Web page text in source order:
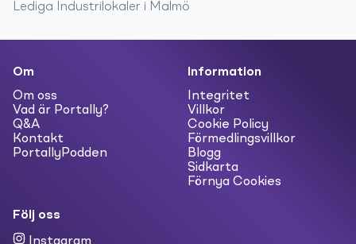
Lediga Industrilokaler i Malmö
Om
Om oss
Vad är Portally?
Q&A
Kontakt
PortallyPodden
Information
Integritet
Villkor
Cookie Policy
Förmedlingsvillkor
Blogg
Sidkarta
Förnya Cookies
Följ oss